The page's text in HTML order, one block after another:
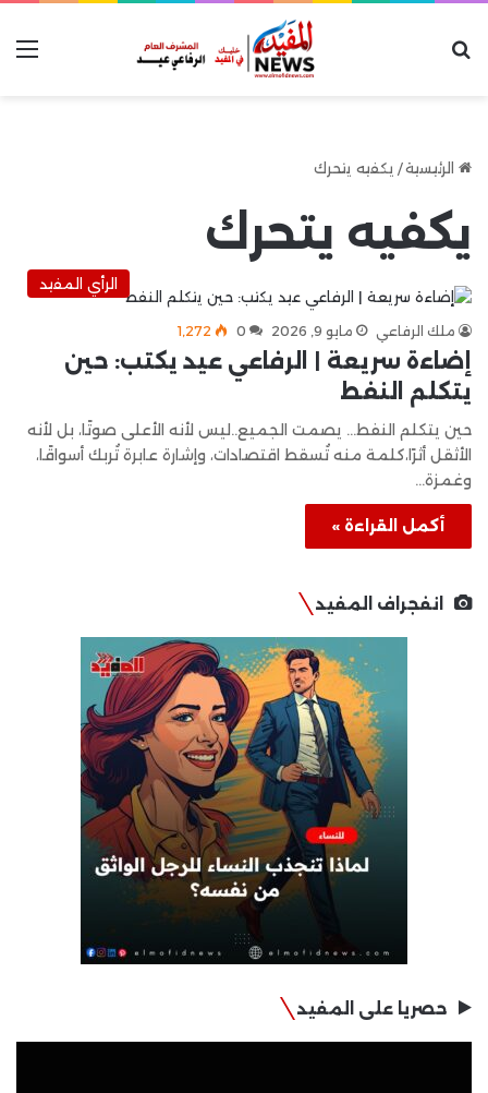
الرئيسية/ يكفيه يتحرك
يكفيه يتحرك
الرأي المفيد
ملك الرفاعي مايو 9, 2026 0 1٬272
إضاءة سريعة | الرفاعي عيد يكتب: حين
يتكلم النفط
حين يتكلم النفط… يصمت الجميع..ليس لأنه الأعلى صوتًا، بل لأنه
الأثقل أثرًا،كلمة منه تُسقط اقتصادات، وإشارة عابرة تُربك أسواقًا،
وغمزة…
أكمل القراءة »
انفجراف المفيد
حصريا على المفيد